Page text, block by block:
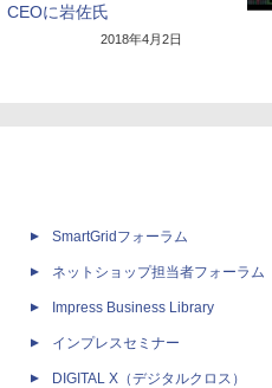
CEOに岩佐氏
2018年4月2日
SmartGridフォーラム
ネットショップ担当者フォーラム
Impress Business Library
インプレスセミナー
DIGITAL X（デジタルクロス）